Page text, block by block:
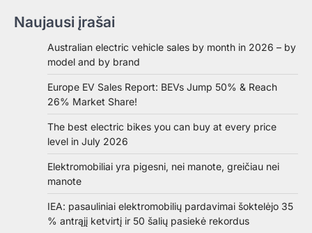
Naujausi įrašai
Australian electric vehicle sales by month in 2026 – by
model and by brand
Europe EV Sales Report: BEVs Jump 50% & Reach
26% Market Share!
The best electric bikes you can buy at every price
level in July 2026
Elektromobiliai yra pigesni, nei manote, greičiau nei
manote
IEA: pasauliniai elektromobilių pardavimai šoktelėjo 35
% antrąjį ketvirtį ir 50 šalių pasiekė rekordus